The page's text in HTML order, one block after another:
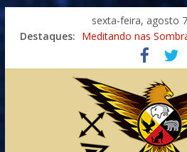
sexta-feira, agosto
Destaques: Meditando nas
Autosuficiência: A
Xamanismo Universal
Totens – Caminho
Imaginação na Cura